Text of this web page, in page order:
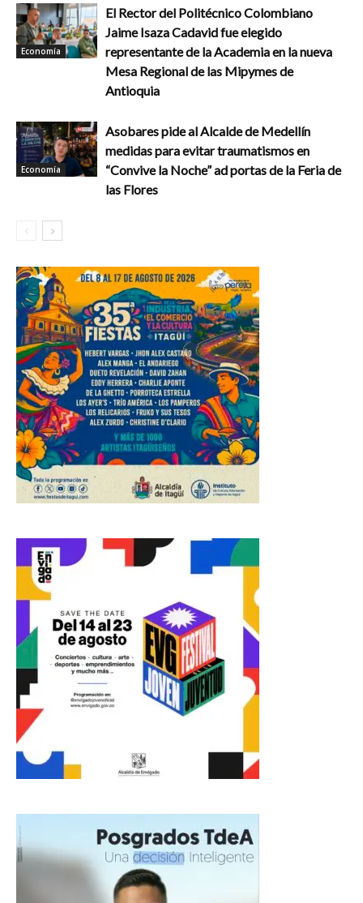
Economía
El Rector del Politécnico Colombiano
Jaime Isaza Cadavid fue elegido
representante de la Academia en la nueva
Mesa Regional de las Mipymes de
Antioquia
Economía
Asobares pide al Alcalde de Medellín
medidas para evitar traumatismos en
“Convive la Noche” ad portas de la Feria de
las Flores